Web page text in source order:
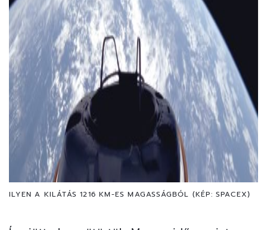
ILYEN A KILÁTÁS 1216 KM-ES MAGASSÁGBÓL (KÉP: SPACEX)